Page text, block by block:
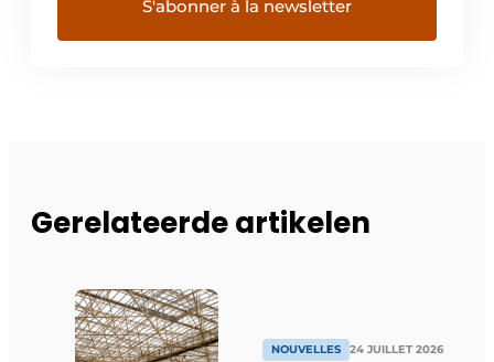
Gerelateerde artikelen
NOUVELLES 24 JUILLET 2026